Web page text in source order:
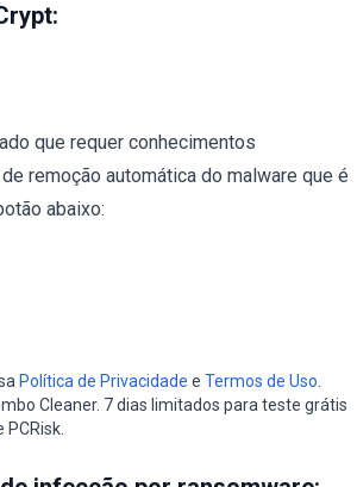
que requer conhecimentos
remoção automática do malware que é
abaixo:
Política de Privacidade e Termos de Uso
Cleaner. 7 dias limitados para teste grátis